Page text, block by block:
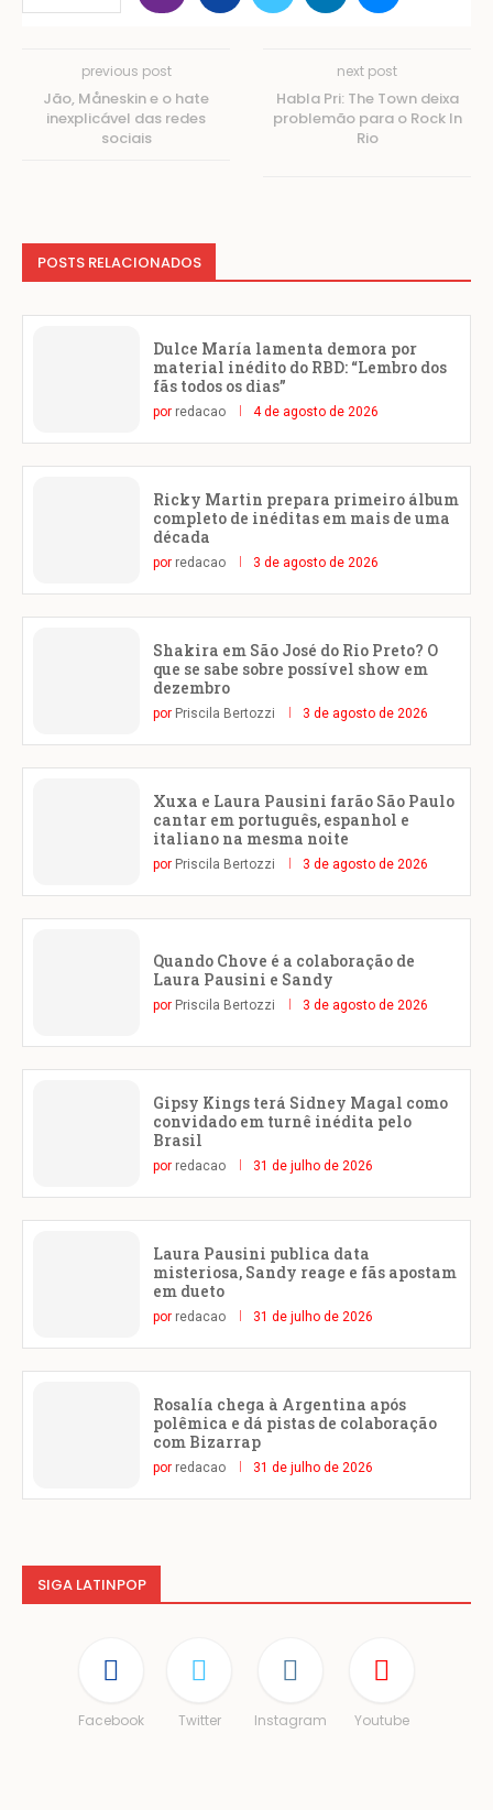
previous post
Jão, Måneskin e o hate
inexplicável das redes
sociais
next post
Habla Pri: The Town deixa
problemão para o Rock In
Rio
POSTS RELACIONADOS
Dulce María lamenta demora por
material inédito do RBD: “Lembro dos
fãs todos os dias”
por redacao 4 de agosto de 2026
Ricky Martin prepara primeiro álbum
completo de inéditas em mais de uma
década
por redacao 3 de agosto de 2026
Shakira em São José do Rio Preto? O
que se sabe sobre possível show em
dezembro
por Priscila Bertozzi 3 de agosto de 2026
Xuxa e Laura Pausini farão São Paulo
cantar em português, espanhol e
italiano na mesma noite
por Priscila Bertozzi 3 de agosto de 2026
Quando Chove é a colaboração de
Laura Pausini e Sandy
por Priscila Bertozzi 3 de agosto de 2026
Gipsy Kings terá Sidney Magal como
convidado em turnê inédita pelo
Brasil
por redacao 31 de julho de 2026
Laura Pausini publica data
misteriosa, Sandy reage e fãs apostam
em dueto
por redacao 31 de julho de 2026
Rosalía chega à Argentina após
polêmica e dá pistas de colaboração
com Bizarrap
por redacao 31 de julho de 2026
SIGA LATINPOP
Facebook Twitter Instagram Youtube